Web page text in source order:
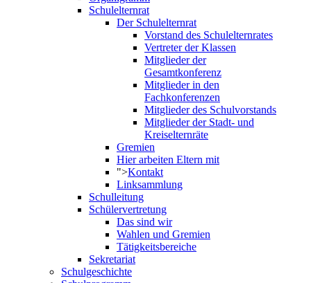
Schulelternrat
Der Schulelternrat
Vorstand des Schulelternrates
Vertreter der Klassen
Mitglieder der
Gesamtkonferenz
Mitglieder in den
Fachkonferenzen
Mitglieder des Schulvorstands
Mitglieder der Stadt- und
Kreiselternräte
Gremien
Hier arbeiten Eltern mit
">Kontakt
Linksammlung
Schulleitung
Schülervertretung
Das sind wir
Wahlen und Gremien
Tätigkeitsbereiche
Sekretariat
Schulgeschichte